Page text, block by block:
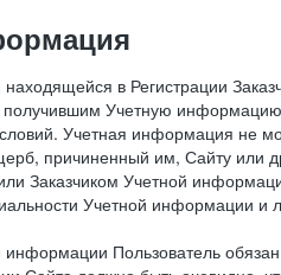
в Регистрации
получившим Учетную
Учетная информация не
причиненный им, Сайту
Заказчиком Учетной
Учетной информации
Пользователь